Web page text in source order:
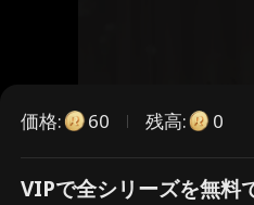
価格: 60 残高: 0
VIPで全シリーズを無料